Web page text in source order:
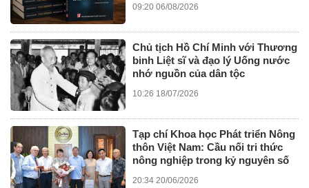
09:20 06/08/2026
Chủ tịch Hồ Chí Minh với Thương
binh Liệt sĩ và đạo lý Uống nước
nhớ nguồn của dân tộc
10:26 18/07/2026
Tạp chí Khoa học Phát triển Nông
thôn Việt Nam: Cầu nối tri thức
nông nghiệp trong kỷ nguyên số
20:34 20/06/2026